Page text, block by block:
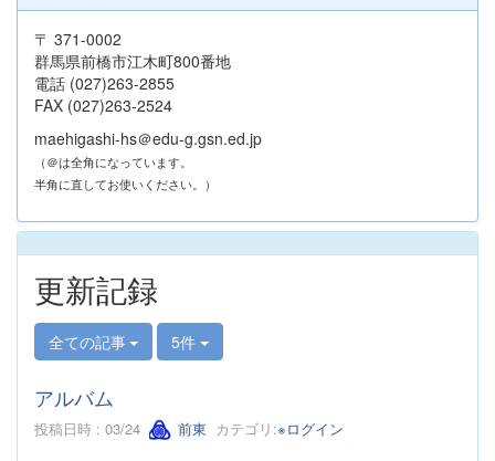
〒 371-0002
群馬県前橋市江木町800番地
電話 (027)263-2855
FAX (027)263-2524
maehigashi-hs＠edu-g.gsn.ed.jp
（＠は全角になっています。
半角に直してお使いください。）
更新記録
全ての記事 5件
アルバム
投稿日時 : 03/24 前東 カテゴリ:※ログイン